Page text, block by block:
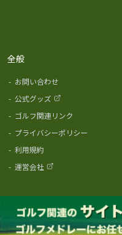
全般
- お問い合わせ
- 公式グッズ
- ゴルフ関連リンク
- プライバシーポリシー
- 利用規約
- 運営会社